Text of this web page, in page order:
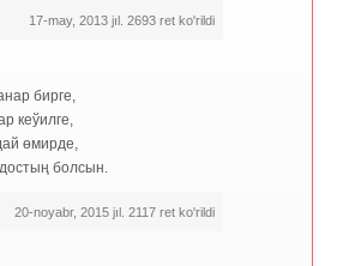
17-may, 2013 jıl. 2693 ret ko'rildi
бирге,
кеўилге,
өмирде,
болсын.
20-noyabr, 2015 jıl. 2117 ret ko'rildi